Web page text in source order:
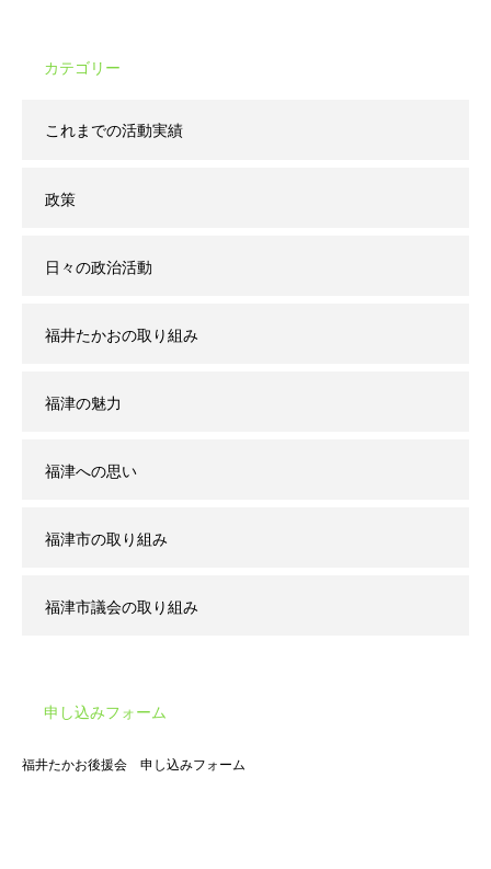
カテゴリー
これまでの活動実績
政策
日々の政治活動
福井たかおの取り組み
福津の魅力
福津への思い
福津市の取り組み
福津市議会の取り組み
申し込みフォーム
福井たかお後援会 申し込みフォーム